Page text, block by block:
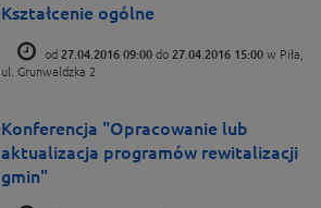
Kształcenie ogólne
od 27.04.2016 09:00 do 27.04.2016 15:00 w Piła,
ul. Grunwaldzka 2
Konferencja "Opracowanie lub
aktualizacja programów rewitalizacji
gmin"